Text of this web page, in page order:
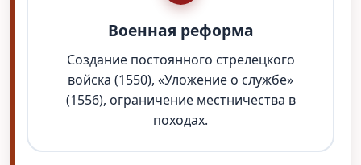
Военная реформа
Создание постоянного стрелецкого
войска (1550), «Уложение о службе»
(1556), ограничение местничества в
походах.